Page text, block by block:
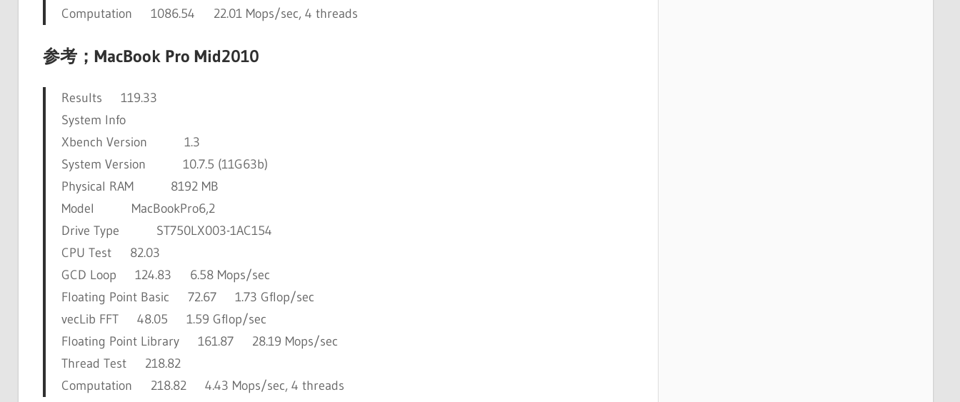
Computation 1086.54 22.01 Mops/sec, 4 threads
参考；MacBook Pro Mid2010
Results 119.33
System Info
Xbench Version 1.3
System Version 10.7.5 (11G63b)
Physical RAM 8192 MB
Model MacBookPro6,2
Drive Type ST750LX003-1AC154
CPU Test 82.03
GCD Loop 124.83 6.58 Mops/sec
Floating Point Basic 72.67 1.73 Gflop/sec
vecLib FFT 48.05 1.59 Gflop/sec
Floating Point Library 161.87 28.19 Mops/sec
Thread Test 218.82
Computation 218.82 4.43 Mops/sec, 4 threads